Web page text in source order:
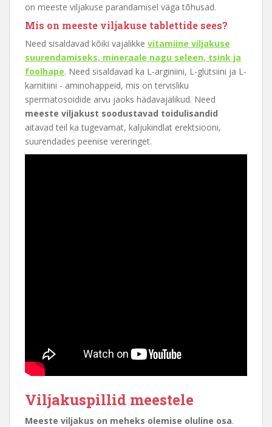
on meeste viljakuse parandamisel väga tõhusad.
Mis on meeste viljakuse tablettide sees?
Need sisaldavad kõiki vajalikke vitamiine viljakuse
suurendamiseks, mineraale nagu seleen, tsink ja
foolhape. Need sisaldavad ka L-arginiini, L-glütsiini ja L-
karnitiini - aminohappeid, mis on tervisliku
spermatosoidide arvu jaoks hädavajalikud. Need
meeste viljakust soodustavad toidulisandid
aitavad teil ka tugevamat, kaljukindlat erektsiooni,
suurendades peenise vereringet.
Viljakuspillid meestele
Meeste viljakus on meheks olemise oluline osa.